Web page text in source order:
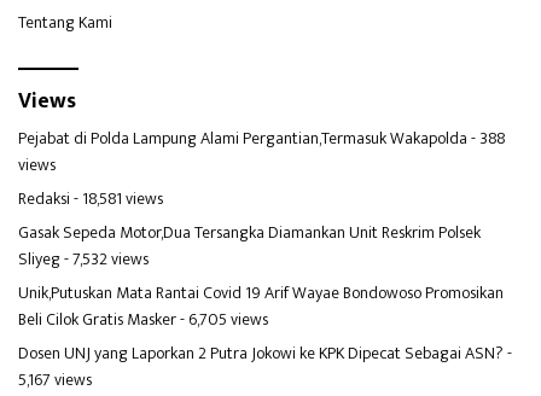
Tentang Kami
Views
Pejabat di Polda Lampung Alami Pergantian,Termasuk Wakapolda- 388
views
Redaksi- 18,581 views
Gasak Sepeda Motor,Dua Tersangka Diamankan Unit Reskrim Polsek
Sliyeg- 7,532 views
Unik,Putuskan Mata Rantai Covid 19 Arif Wayae Bondowoso Promosikan
Beli Cilok Gratis Masker- 6,705 views
Dosen UNJ yang Laporkan 2 Putra Jokowi ke KPK Dipecat Sebagai ASN?-
5,167 views